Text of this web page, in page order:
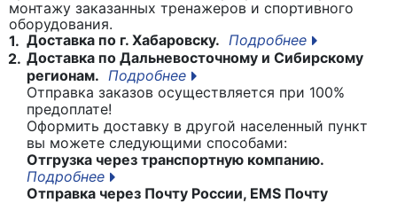
монтажу заказанных тренажеров и спортивного
оборудования.
1. Доставка по г. Хабаровску. Подробнее
2. Доставка по Дальневосточному и Сибирскому
регионам. Подробнее
Отправка заказов осуществляется при 100%
предоплате!
Оформить доставку в другой населенный пункт
вы можете следующими способами:
Отгрузка через транспортную компанию.
Подробнее
Отправка через Почту России, EMS Почту